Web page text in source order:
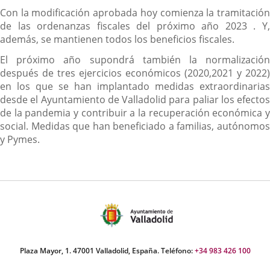
Con la modificación aprobada hoy comienza la tramitación
de las ordenanzas fiscales del próximo año 2023 . Y,
además, se mantienen todos los beneficios fiscales.
El próximo año supondrá también la normalización
después de tres ejercicios económicos (2020,2021 y 2022)
en los que se han implantado medidas extraordinarias
desde el Ayuntamiento de Valladolid para paliar los efectos
de la pandemia y contribuir a la recuperación económica y
social. Medidas que han beneficiado a familias, autónomos
y Pymes.
Plaza Mayor, 1. 47001 Valladolid, España. Teléfono:+34 983 426 100